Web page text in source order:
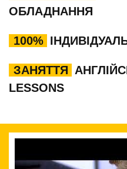
ОБЛАДНАННЯ
100%
ЗАНЯТТЯ
LESSONS